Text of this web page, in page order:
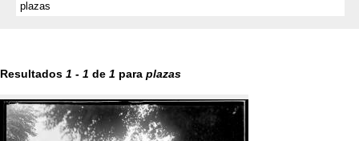
Resultados 1 - 1 de 1 para plazas